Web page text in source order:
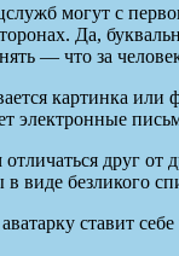
могут с
Да,
— что за
картинка или
электронные
отличаться друг
в виде безликого
ставит